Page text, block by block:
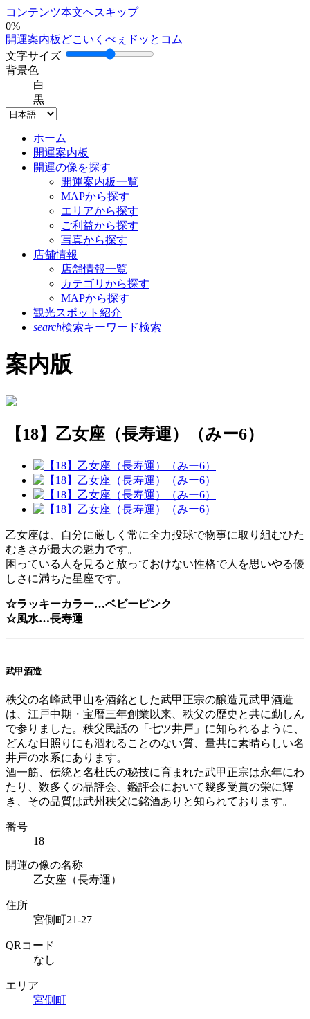
コンテンツ本文へスキップ
0%
開運案内板どこいくべぇドッとコム
文字サイズ
背景色
白
黒
ホーム
開運案内板
開運の像を探す
開運案内板一覧
MAPから探す
エリアから探す
ご利益から探す
写真から探す
店舗情報
店舗情報一覧
カテゴリから探す
MAPから探す
観光スポット紹介
search検索キーワード検索
案内版
【18】乙女座（長寿運）（みー6）
乙女座は、自分に厳しく常に全力投球で物事に取り組むひた
むきさが最大の魅力です。
困っている人を見ると放っておけない性格で人を思いやる優
しさに満ちた星座です。
☆ラッキーカラー…ベビーピンク
☆風水…長寿運
武甲酒造
秩父の名峰武甲山を酒銘とした武甲正宗の醸造元武甲酒造
は、江戸中期・宝暦三年創業以来、秩父の歴史と共に勤しん
で参りました。秩父民話の「七ツ井戸」に知られるように、
どんな日照りにも涸れることのない質、量共に素晴らしい名
井戸の水系にあります。
酒一筋、伝統と名杜氏の秘技に育まれた武甲正宗は永年にわ
たり、数多くの品評会、鑑評会において幾多受賞の栄に輝
き、その品質は武州秩父に銘酒ありと知られております。
番号
18
開運の像の名称
乙女座（長寿運）
住所
宮側町21-27
QRコード
なし
エリア
宮側町